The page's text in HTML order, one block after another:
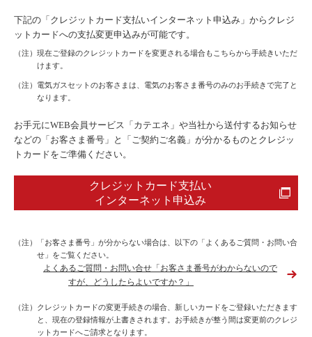
下記の「クレジットカード支払いインターネット申込み」からクレジ
ットカードへの支払変更申込みが可能です。
（注）現在ご登録のクレジットカードを変更される場合もこちらから手続きいただ
けます。
（注）電気ガスセットのお客さまは、電気のお客さま番号のみのお手続きで完了と
なります。
お手元にWEB会員サービス「カテエネ」や当社から送付するお知らせ
などの「お客さま番号」と「ご契約ご名義」が分かるものとクレジッ
トカードをご準備ください。
クレジットカード支払い
インターネット申込み
（注）「お客さま番号」が分からない場合は、以下の「よくあるご質問・お問い合
せ」をご覧ください。
よくあるご質問・お問い合せ「お客さま番号がわからないので
すが、どうしたらよいですか？」
（注）クレジットカードの変更手続きの場合、新しいカードをご登録いただきます
と、現在の登録情報が上書きされます。お手続きが整う間は変更前のクレジ
ットカードへご請求となります。